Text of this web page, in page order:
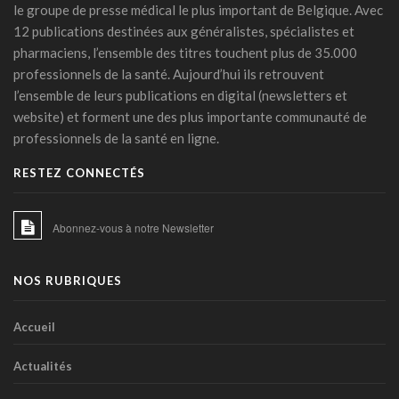
PFAS: un espoir bactérien
06 mars 2026 - 15:00
La zéaxanthine, immunité et cancers
18 février 2026 - 14:45
IA et médicaments : les "10 commandements"
17 février 2026 - 15:27
IA clinique : la Commission européenne balise une
intégration durable dans les hôpitaux
Les phénotypes cliniques de l’HTA: une stratification du
21 janvier 2026 - 16:39
métabolique accru
le groupe de presse médical le plus important de Belgique. Avec
12 publications destinées aux généralistes, spécialistes et
pharmaciens, l’ensemble des titres touchent plus de 35.000
professionnels de la santé. Aujourd’hui ils retrouvent
l’ensemble de leurs publications en digital (newsletters et
website) et forment une des plus importante communauté de
professionnels de la santé en ligne.
RESTEZ CONNECTÉS
Abonnez-vous à notre Newsletter
NOS RUBRIQUES
Accueil
Actualités